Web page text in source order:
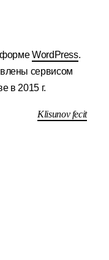
WordPress.
сервисом
в 2015 г.
Klisunov fecit